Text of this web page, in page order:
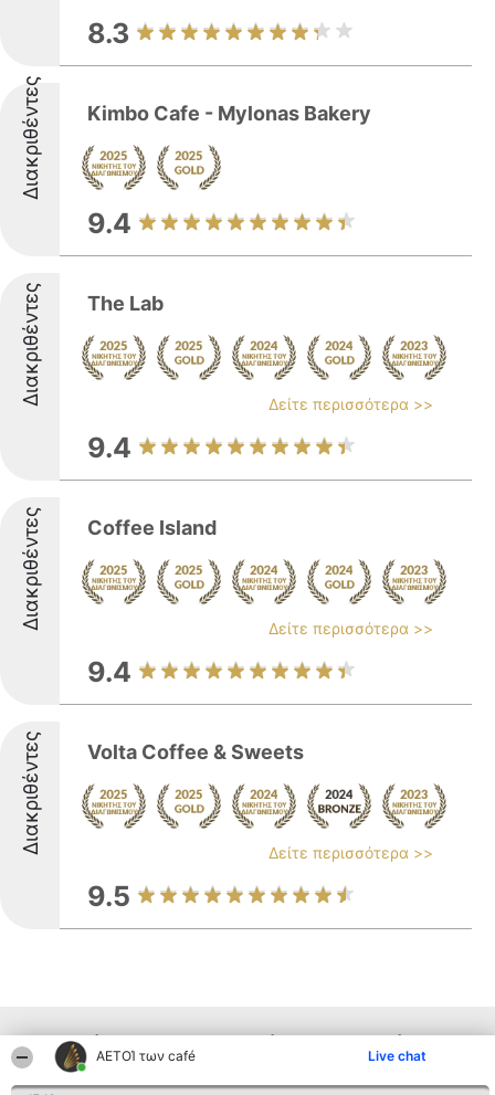
ΑΕΤΟΊ των café Live chat
8.3
Διακριθέντες Kimbo Cafe - Mylonas Bakery
9.4
Διακριθέντες The Lab
Δείτε περισσότερα >>
9.4
Διακριθέντες Coffee Island
Δείτε περισσότερα >>
9.4
Διακριθέντες Volta Coffee & Sweets
Δείτε περισσότερα >>
9.5
Παρόμοιες επιχειρήσεις απο άλλες
περιοχές